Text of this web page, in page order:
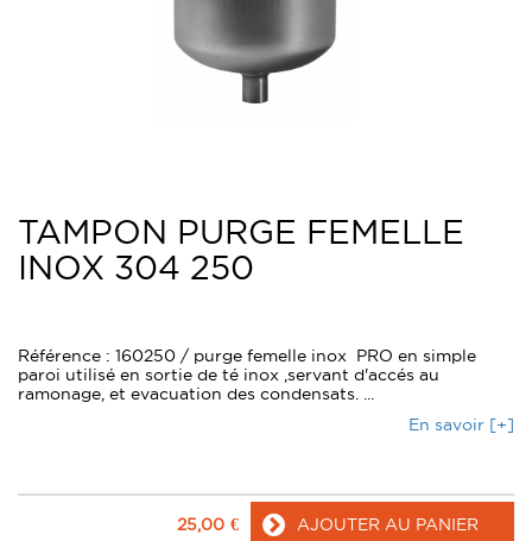
TAMPON PURGE FEMELLE
INOX 304 250
Référence : 160250 / purge femelle inox PRO en simple
paroi utilisé en sortie de té inox ,servant d'accés au
ramonage, et evacuation des condensats. ...
En savoir [+]
25,00 € AJOUTER AU PANIER